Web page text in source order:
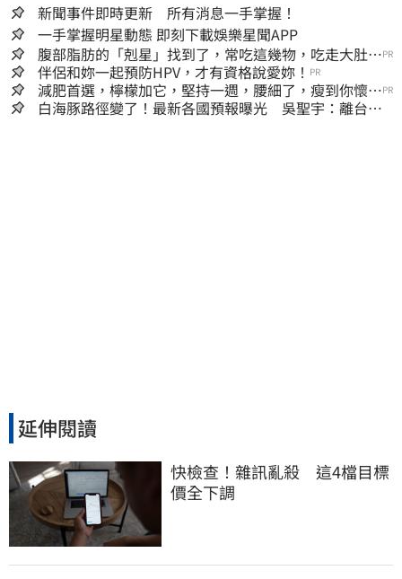
新聞事件即時更新 所有消息一手掌握！
一手掌握明星動態 即刻下載娛樂星聞APP
腹部脂肪的「剋星」找到了，常吃這幾物，吃走大肚
囊，瘦出小蠻腰
PR
伴侶和妳一起預防HPV，才有資格說愛妳！ PR
減肥首選，檸檬加它，堅持一週，腰細了，瘦到你懷疑
人生
PR
白海豚路徑變了！最新各國預報曝光 吳聖宇：離台灣
延伸閱讀
快檢查！雜訊亂殺　這4檔目標
價全下調